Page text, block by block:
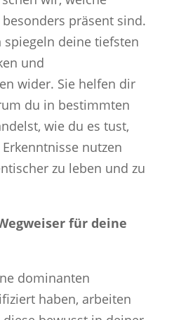
präsent sind.
spiegeln deine tiefsten
und
wider. Sie helfen dir
du in bestimmten
wie du es tust,
nutzen
zu leben und zu
für deine
dominanten
haben, arbeiten